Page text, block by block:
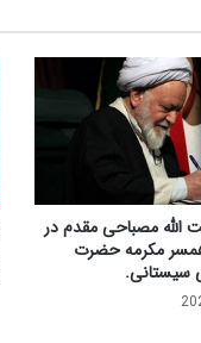
ت
ص
و
ی
ب
ط
ح‌
ه
ا
ی
الله مصباحی مقدم در
مکرمه حضرت
سیستانی.